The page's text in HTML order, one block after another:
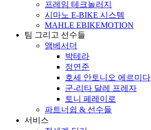
프레임 테크놀러지
시마노 E-BIKE 시스템
MAHLE EBIKEMOTION
팀 그리고 선수들
앰베서더
박테라
정연준
호세 안토니오 에르미다
군-리타 달레 프레자
토니 페레이로
파트너쉽 & 선수들
서비스